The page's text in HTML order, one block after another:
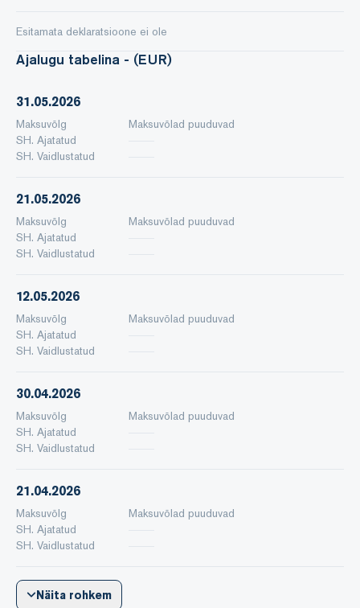
Esitamata deklaratsioone ei ole
Ajalugu tabelina - (EUR)
31.05.2026
Maksuvõlg
Maksuvõlad puuduvad
SH. Ajatatud
SH. Vaidlustatud
21.05.2026
Maksuvõlg
Maksuvõlad puuduvad
SH. Ajatatud
SH. Vaidlustatud
12.05.2026
Maksuvõlg
Maksuvõlad puuduvad
SH. Ajatatud
SH. Vaidlustatud
30.04.2026
Maksuvõlg
Maksuvõlad puuduvad
SH. Ajatatud
SH. Vaidlustatud
21.04.2026
Maksuvõlg
Maksuvõlad puuduvad
SH. Ajatatud
SH. Vaidlustatud
Näita rohkem